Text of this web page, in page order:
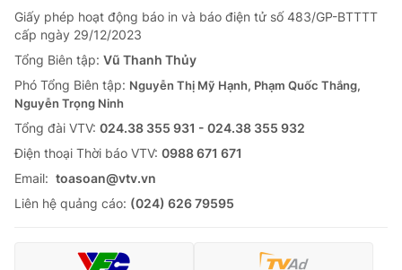
Giấy phép hoạt động báo in và báo điện tử số 483/GP-BTTTT
cấp ngày 29/12/2023
Tổng Biên tập: Vũ Thanh Thủy
Phó Tổng Biên tập: Nguyễn Thị Mỹ Hạnh, Phạm Quốc Thắng,
Nguyễn Trọng Ninh
Tổng đài VTV: 024.38 355 931 - 024.38 355 932
Ðiện thoại Thời báo VTV: 0988 671 671
Email: toasoan@vtv.vn
Liên hệ quảng cáo: (024) 626 79595